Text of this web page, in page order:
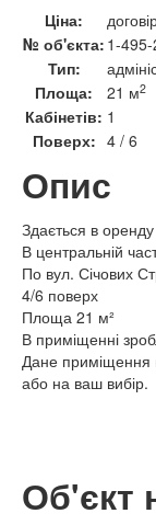
Ціна:
№ об'єкта: 1-
Тип:
Площа:
21 м2
Кабінетів: 1
Поверх: 4 / 6
Опис
Здається в
В центральній
По вул. Січових
4/6 поверх
Площа 21 м²
В приміщенні
Дане приміщення
або на ваш вибір.
Об'єкт